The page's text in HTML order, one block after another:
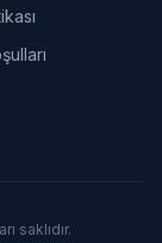
saklıdır.